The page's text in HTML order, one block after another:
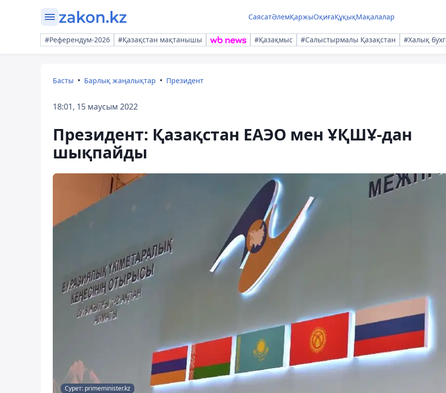
СаясатӘлемҚаржыОқиғаҚұқықМақалалар
#Референдум-2026 #Қазақстан мақтанышы #Қазақмыс #Салыстырмалы Қазақстан #Халық
Басты Барлық жаңалықтар Президент
18:01, 15 маусым 2022
Президент: Қазақстан ЕАЭО мен ҰҚШҰ-дан
шықпайды
Сурет: primeminister.kz